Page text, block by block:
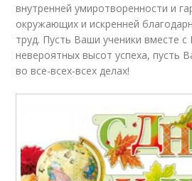
внутренней умиротворенности и
окружающих и искренней
труд. Пусть Ваши ученики вместе
невероятных высот успеха, пусть
во все-всех-всех делах!